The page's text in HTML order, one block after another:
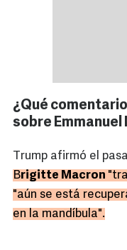
¿Qué
sobre Emmanuel
Trump afirmó el
Brigitte Macron
"aún se está
en la mandíbula".